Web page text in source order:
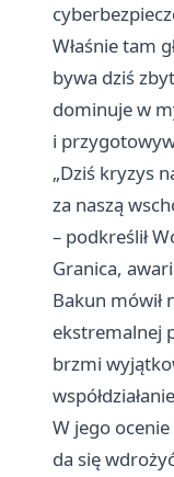
Właśnie tam
bywa dziś
dominuje w
i
„Dziś kryzys
za naszą
– podkreślił
Granica,
Bakun mówił
ekstremalnej
brzmi
W jego
da się